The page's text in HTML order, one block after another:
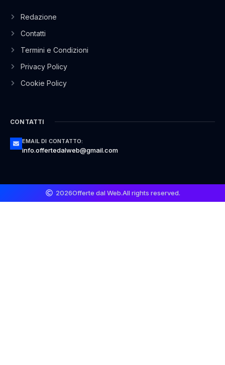
Redazione
Contatti
Termini e Condizioni
Privacy Policy
Cookie Policy
CONTATTI
EMAIL DI CONTATTO:
info.offertedalweb@gmail.com
2026Offerte dal Web.All rights reserved.